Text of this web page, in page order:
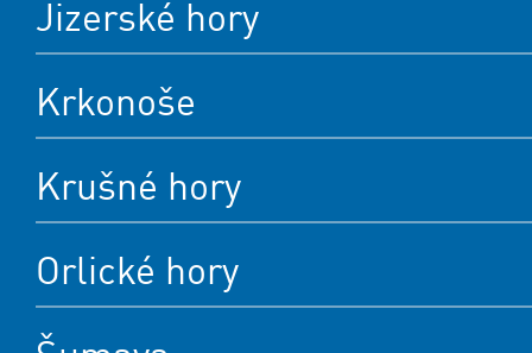
Jizerské hory
Krkonoše
Krušné hory
Orlické hory